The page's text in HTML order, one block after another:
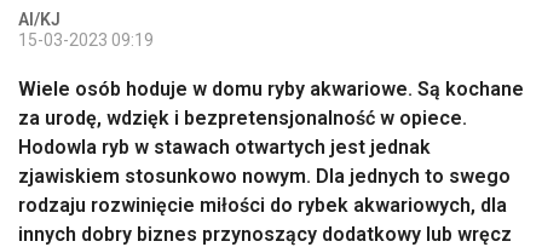
AI/KJ
15-03-2023 09:19
Wiele osób hoduje w domu ryby akwariowe. Są kochane
za urodę, wdzięk i bezpretensjonalność w opiece.
Hodowla ryb w stawach otwartych jest jednak
zjawiskiem stosunkowo nowym. Dla jednych to swego
rodzaju rozwinięcie miłości do rybek akwariowych, dla
innych dobry biznes przynoszący dodatkowy lub wręcz